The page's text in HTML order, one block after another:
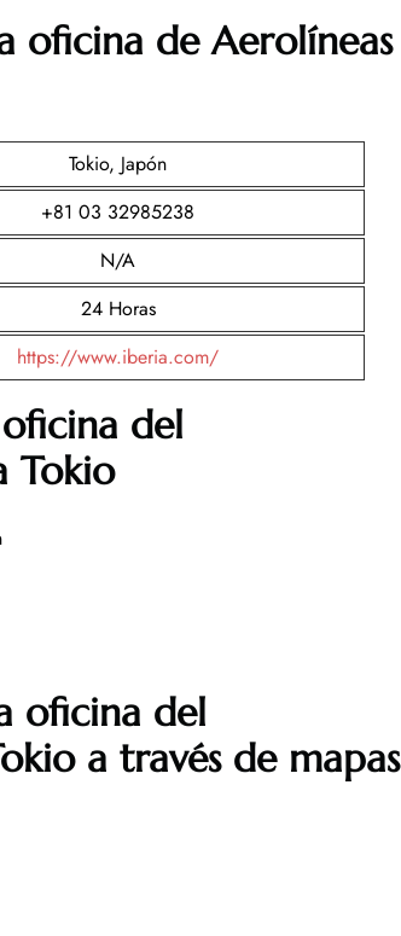
oficina de Aerolíneas
Tokio, Japón
+81 03 32985238
N/A
24 Horas
https://www.iberia.com/
del
Tokio
oficina del
a través de mapas